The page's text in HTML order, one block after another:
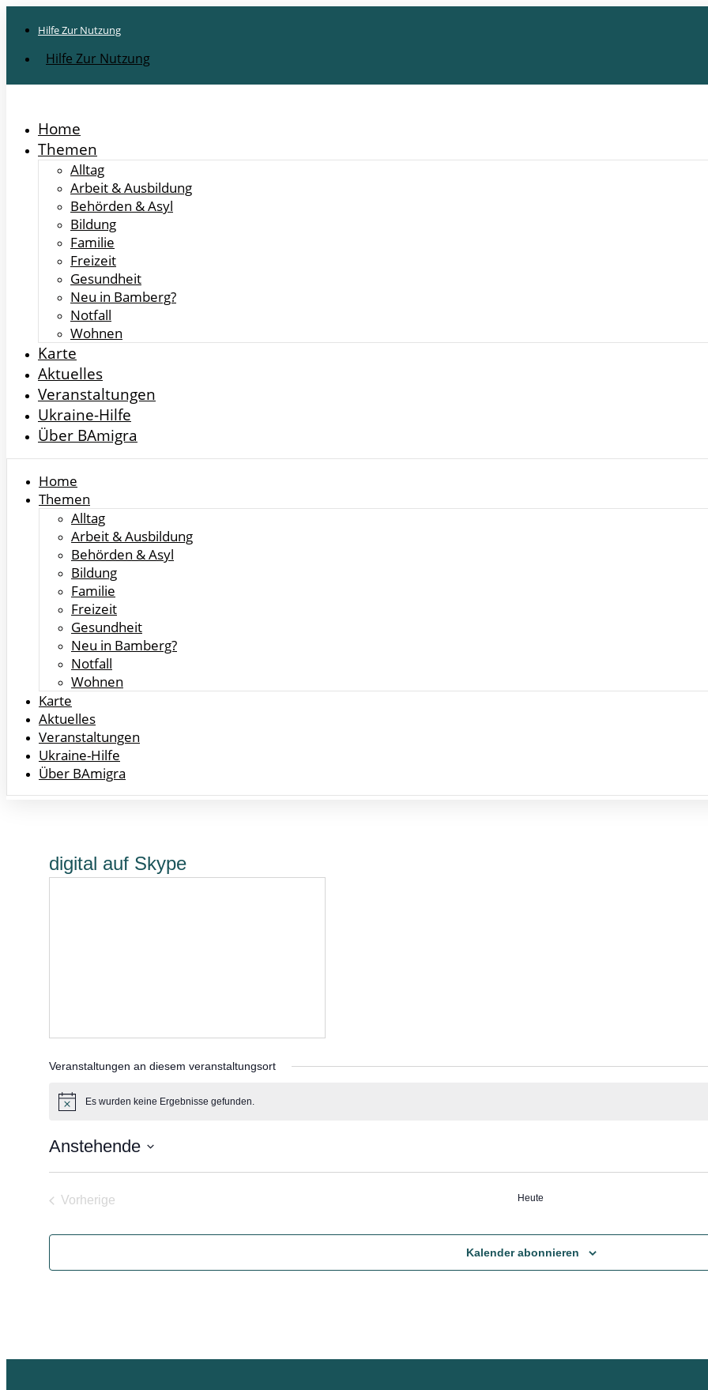
Inhalt
springenHilfe Zur Nutzung
Hilfe Zur Nutzung
Home
Themen
Alltag
Arbeit & Ausbildung
Behörden & Asyl
Bildung
Familie
Freizeit
Gesundheit
Neu in Bamberg?
Notfall
Wohnen
Karte
Aktuelles
Veranstaltungen
Ukraine-Hilfe
Über BAmigra
Home
Themen
Alltag
Arbeit & Ausbildung
Behörden & Asyl
Bildung
Familie
Freizeit
Gesundheit
Neu in Bamberg?
Notfall
Wohnen
Karte
Aktuelles
Veranstaltungen
Ukraine-Hilfe
Über BAmigra
digital auf Skype
Veranstaltungen an diesem veranstaltungsort
HinweisEs wurden keine Ergebnisse gefunden.
Anstehende
Vorherige
Heute
Kalender abonnieren